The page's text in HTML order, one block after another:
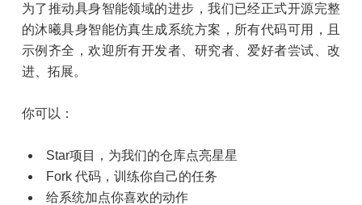
为了推动具身智能领域的进步，我们已经正式开源完整
的沐曦具身智能仿真生成系统方案，所有代码可用，且
示例齐全，欢迎所有开发者、研究者、爱好者尝试、改
进、拓展。
你可以：
Star项目，为我们的仓库点亮星星
Fork 代码，训练你自己的任务
给系统加点你喜欢的动作